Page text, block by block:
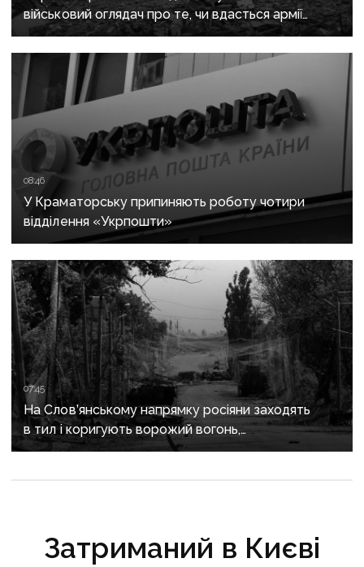
військовий оглядач про те, чи вдасться армії
рф захопити останню агломерацію Донеччини до
кінця 2026 року
08:46
У Краматорську припиняють роботу чотири
відділення «Укрпошти»
07:45
На Слов’янському напрямку росіяни заходять
в тил і коригують ворожий вогонь,
на Краматорському «промацують» слабкі
Затриманий в Києві